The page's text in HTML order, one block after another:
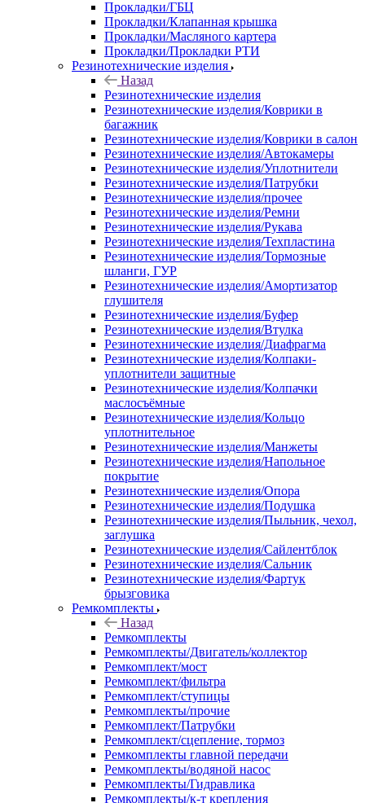
Прокладки/ГБЦ
Прокладки/Клапанная крышка
Прокладки/Масляного картера
Прокладки/Прокладки РТИ
Резинотехнические изделия
Назад
Резинотехнические изделия
Резинотехнические изделия/Коврики в
багажник
Резинотехнические изделия/Коврики в салон
Резинотехнические изделия/Автокамеры
Резинотехнические изделия/Уплотнители
Резинотехнические изделия/Патрубки
Резинотехнические изделия/прочее
Резинотехнические изделия/Ремни
Резинотехнические изделия/Рукава
Резинотехнические изделия/Техпластина
Резинотехнические изделия/Тормозные
шланги, ГУР
Резинотехнические изделия/Амортизатор
глушителя
Резинотехнические изделия/Буфер
Резинотехнические изделия/Втулка
Резинотехнические изделия/Диафрагма
Резинотехнические изделия/Колпаки-
уплотнители защитные
Резинотехнические изделия/Колпачки
маслосъёмные
Резинотехнические изделия/Кольцо
уплотнительное
Резинотехнические изделия/Манжеты
Резинотехнические изделия/Напольное
покрытие
Резинотехнические изделия/Опора
Резинотехнические изделия/Подушка
Резинотехнические изделия/Пыльник, чехол,
заглушка
Резинотехнические изделия/Сайлентблок
Резинотехнические изделия/Сальник
Резинотехнические изделия/Фартук
брызговика
Ремкомплекты
Назад
Ремкомплекты
Ремкомплекты/Двигатель/коллектор
Ремкомплект/мост
Ремкомплект/фильтра
Ремкомплект/ступицы
Ремкомплекты/прочие
Ремкомплект/Патрубки
Ремкомплект/сцепление, тормоз
Ремкомплекты главной передачи
Ремкомплекты/водяной насос
Ремкомплекты/Гидравлика
Ремкомплекты/к-т крепления